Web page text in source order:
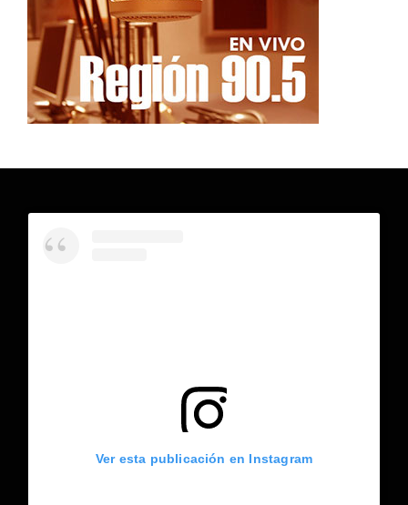
Ver esta publicación en Instagram